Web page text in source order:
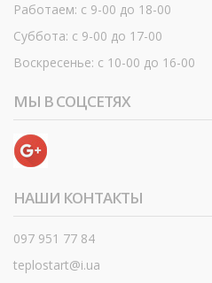
Работаем: с 9-00 до 18-00
Суббота: с 9-00 до 17-00
Воскресенье: с 10-00 до 16-00
МЫ В СОЦСЕТЯХ
НАШИ КОНТАКТЫ
097 951 77 84
teplostart@i.ua